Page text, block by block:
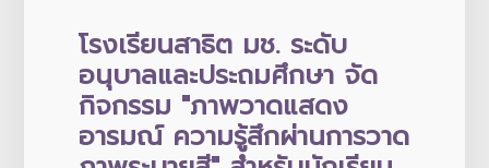
โรงเรียนสาธิต มช. ระดับ
อนุบาลและประถมศึกษา จัด
กิจกรรม "ภาพวาดแสดง
อารมณ์ ความรู้สึกผ่านการวาด